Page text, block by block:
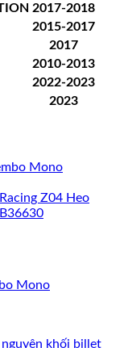
2017-2018
2015-2017
2017
2010-2013
2022-2023
2023
Mono